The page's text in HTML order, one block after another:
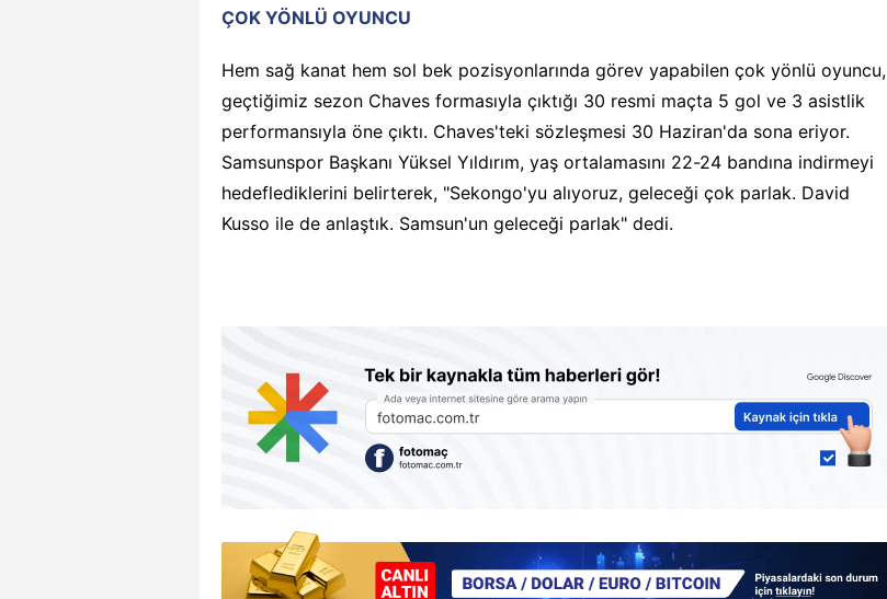
ÇOK YÖNLÜ OYUNCU
Hem sağ kanat hem sol bek pozisyonlarında görev yapabilen çok yönlü oyuncu,
geçtiğimiz sezon Chaves formasıyla çıktığı 30 resmi maçta 5 gol ve 3 asistlik
performansıyla öne çıktı. Chaves'teki sözleşmesi 30 Haziran'da sona eriyor.
Samsunspor Başkanı Yüksel Yıldırım, yaş ortalamasını 22-24 bandına indirmeyi
hedeflediklerini belirterek, "Sekongo'yu alıyoruz, geleceği çok parlak. David
Kusso ile de anlaştık. Samsun'un geleceği parlak" dedi.